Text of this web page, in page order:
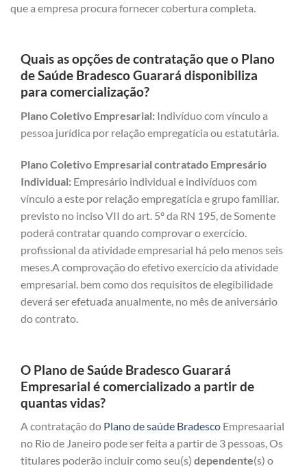
que a empresa procura fornecer cobertura completa.
Quais as opções de contratação que o Plano
de Saúde Bradesco Guarará disponibiliza
para comercialização?
Plano Coletivo Empresarial: Indivíduo com vínculo a
pessoa jurídica por relação empregatícia ou estatutária.
Plano Coletivo Empresarial contratado Empresário
Individual: Empresário individual e indivíduos com
vínculo a este por relação empregatícia e grupo familiar.
previsto no inciso VII do art. 5º da RN 195, de Somente
poderá contratar quando comprovar o exercício.
profissional da atividade empresarial há pelo menos seis
meses.A comprovação do efetivo exercício da atividade
empresarial. bem como dos requisitos de elegibilidade
deverá ser efetuada anualmente, no mês de aniversário
do contrato.
O Plano de Saúde Bradesco Guarará
Empresarial é comercializado a partir de
quantas vidas?
A contratação do Plano de saúde Bradesco Empresaarial
no Rio de Janeiro pode ser feita a partir de 3 pessoas, Os
titulares poderão incluir como seu(s) dependente(s) o